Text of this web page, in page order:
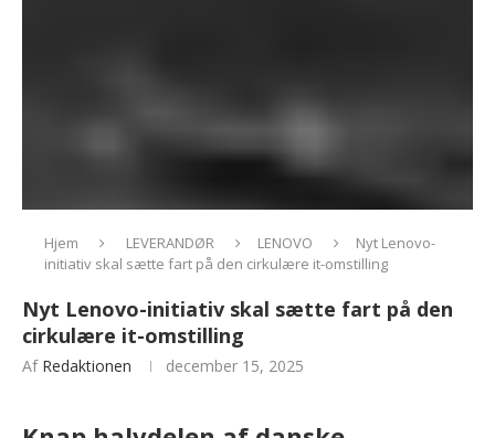
Hjem LEVERANDØR LENOVO
Nyt Lenovo-
initiativ skal sætte fart på den cirkulære it-omstilling
Nyt Lenovo-initiativ skal sætte fart på den
cirkulære it-omstilling
Af Redaktionen december 15, 2025